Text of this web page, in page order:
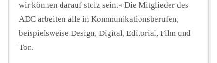
wir können darauf stolz sein.« Die Mitglieder des
ADC arbeiten alle in Kommunikationsberufen,
beispielsweise Design, Digital, Editorial, Film und
Ton.